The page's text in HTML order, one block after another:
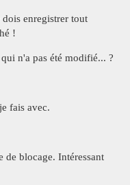
enregistrer tout
!
n'a pas été modifié... ?
fais avec.
de blocage. Intéressant